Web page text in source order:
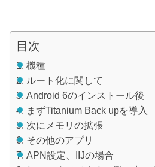
目次
機種
ルート化に関して
Android 6のインストール後
まずTitanium Back upを導入
次にメモリの拡張
その他のアプリ
APN設定、IIJの場合